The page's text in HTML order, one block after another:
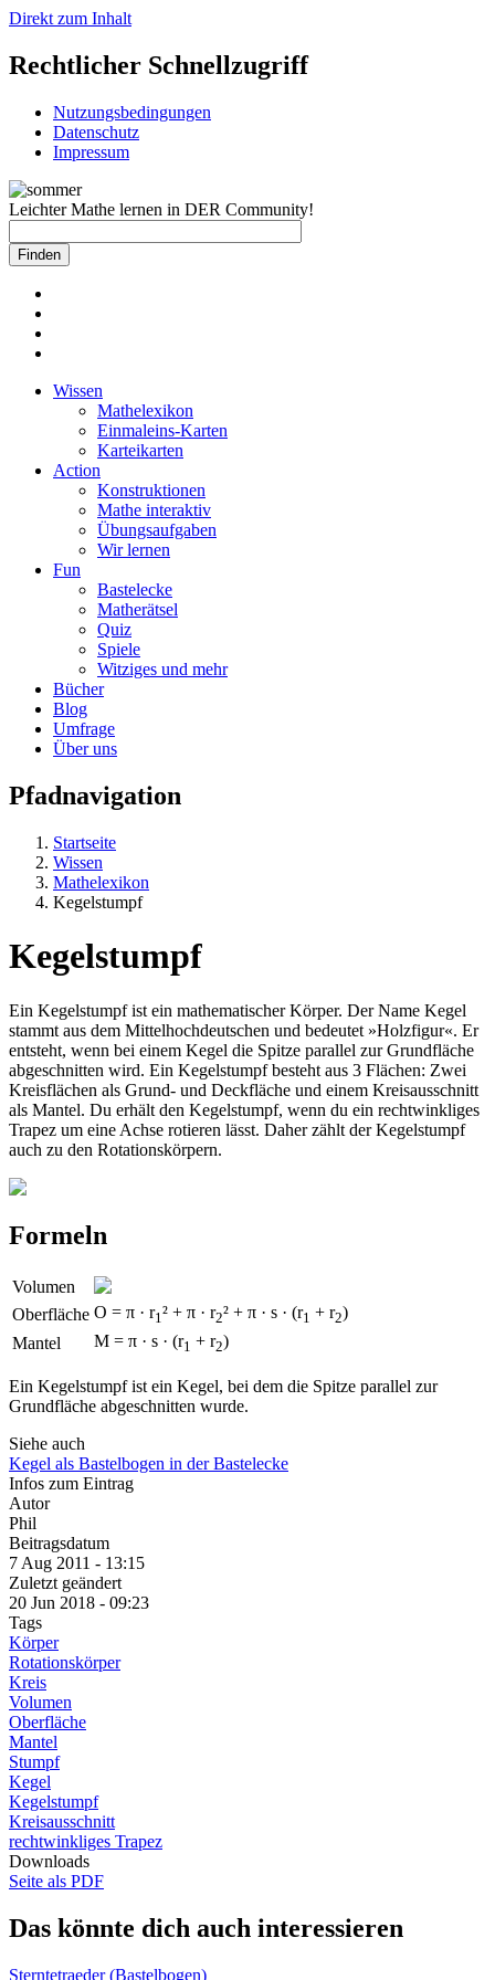
Direkt zum Inhalt
Rechtlicher Schnellzugriff
Nutzungsbedingungen
Datenschutz
Impressum
Leichter Mathe lernen in DER Community!
Wissen
Mathelexikon
Einmaleins-Karten
Karteikarten
Action
Konstruktionen
Mathe interaktiv
Übungsaufgaben
Wir lernen
Fun
Bastelecke
Matherätsel
Quiz
Spiele
Witziges und mehr
Bücher
Blog
Umfrage
Über uns
Pfadnavigation
Startseite
Wissen
Mathelexikon
Kegelstumpf
Kegelstumpf
Ein Kegelstumpf ist ein mathematischer Körper. Der Name Kegel
stammt aus dem Mittelhochdeutschen und bedeutet »Holzfigur«. Er
entsteht, wenn bei einem Kegel die Spitze parallel zur Grundfläche
abgeschnitten wird. Ein Kegelstumpf besteht aus 3 Flächen: Zwei
Kreisflächen als Grund- und Deckfläche und einem Kreisausschnitt
als Mantel. Du erhält den Kegelstumpf, wenn du ein rechtwinkliges
Trapez um eine Achse rotieren lässt. Daher zählt der Kegelstumpf
auch zu den Rotationskörpern.
Formeln
Volumen
Oberfläche O = π · r1² + π · r2² + π · s · (r1 + r2)
Mantel
M = π · s · (r1 + r2)
Ein Kegelstumpf ist ein Kegel, bei dem die Spitze parallel zur
Grundfläche abgeschnitten wurde.
Siehe auch
Kegel als Bastelbogen in der Bastelecke
Infos zum Eintrag
Autor
Phil
Beitragsdatum
7 Aug 2011 - 13:15
Zuletzt geändert
20 Jun 2018 - 09:23
Tags
Körper
Rotationskörper
Kreis
Volumen
Oberfläche
Mantel
Stumpf
Kegel
Kegelstumpf
Kreisausschnitt
rechtwinkliges Trapez
Downloads
Seite als PDF
Das könnte dich auch interessieren
Sterntetraeder (Bastelbogen)